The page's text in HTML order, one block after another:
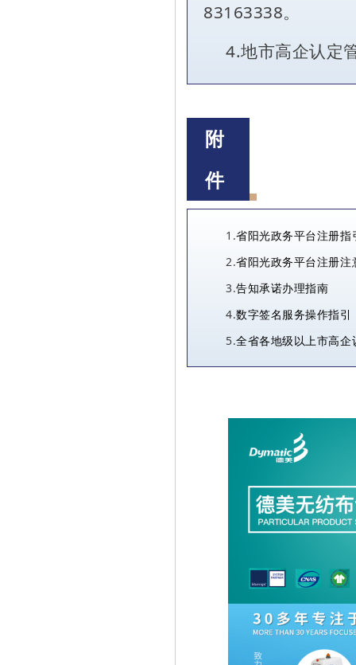
83163338。
4.地市高企认定
附
件
1.省阳光政务平台注册指
2.省阳光政务平台注册注
3.告知承诺办理指南
4.数字签名服务操作指引
5.全省各地级以上市高